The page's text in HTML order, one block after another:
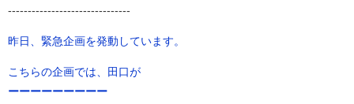
-------------------------------
昨日、緊急企画を発動しています。
こちらの企画では、田口が
ーーーーーーーーー